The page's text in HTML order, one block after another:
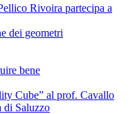
Rivoira partecipa a
dei geometri
bene
Cube” al prof. Cavallo
di Saluzzo